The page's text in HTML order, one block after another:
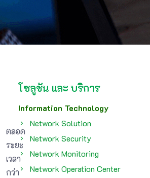
ตลอด
ระยะ
เวลา
กว่า
โซลูชัน และ บริการ
Information Technology
Network Solution
Network Security
Network Monitoring
Network Operation Center